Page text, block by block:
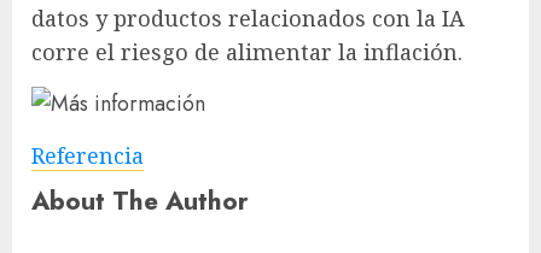
datos y productos relacionados con la IA
corre el riesgo de alimentar la inflación.
Referencia
About The Author